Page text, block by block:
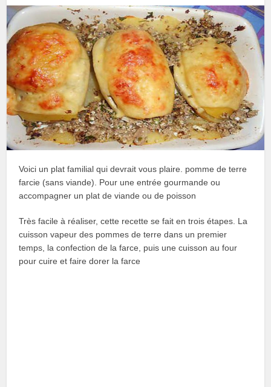
Voici un plat familial qui devrait vous plaire. pomme de terre
farcie (sans viande). Pour une entrée gourmande ou
accompagner un plat de viande ou de poisson
Très facile à réaliser, cette recette se fait en trois étapes. La
cuisson vapeur des pommes de terre dans un premier
temps, la confection de la farce, puis une cuisson au four
pour cuire et faire dorer la farce